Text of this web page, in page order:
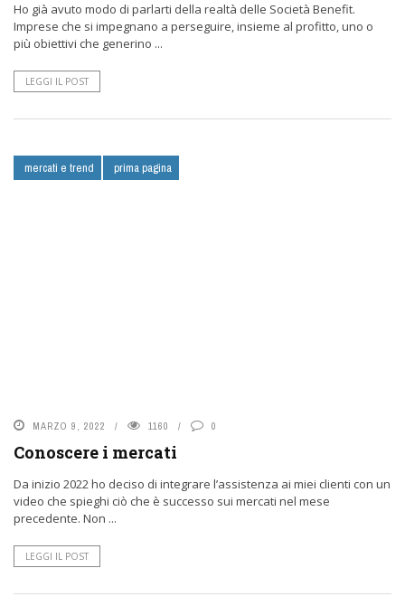
Ho già avuto modo di parlarti della realtà delle Società Benefit.
Imprese che si impegnano a perseguire, insieme al profitto, uno o
più obiettivi che generino ...
LEGGI IL POST
mercati e trend prima pagina
MARZO 9, 2022 1160 0
Conoscere i mercati
Da inizio 2022 ho deciso di integrare l’assistenza ai miei clienti con un
video che spieghi ciò che è successo sui mercati nel mese
precedente. Non ...
LEGGI IL POST